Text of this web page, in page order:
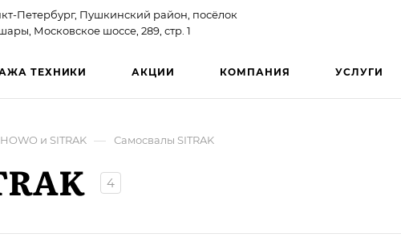
Петербург, Пушкинский район, посёлок
Московское шоссе, 289, стр. 1
ТЕХНИКИ АКЦИИ КОМПАНИЯ УСЛУГИ
и SITRAK — Самосвалы SITRAK
4